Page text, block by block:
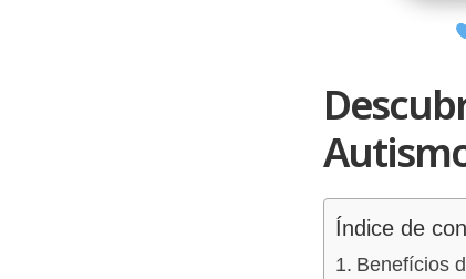
Índice de
Benefícios